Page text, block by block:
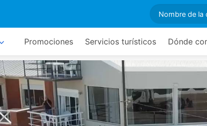
Promociones Servicios turísticos Dónde